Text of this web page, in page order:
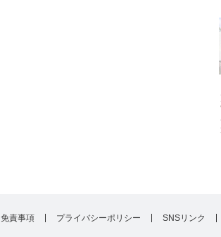
免責事項 プライバシーポリシー SNSリンク